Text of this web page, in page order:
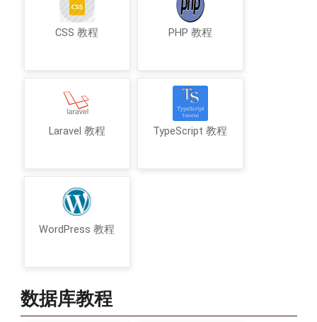
CSS 教程 PHP 教程
Laravel 教程 TypeScript 教程
WordPress 教程
数据库教程